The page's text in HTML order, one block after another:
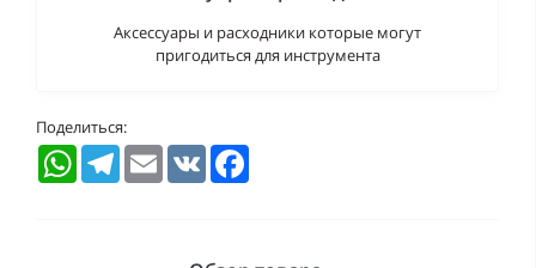
Аксессуары и расходники которые могут
пригодиться для инструмента
Поделиться:
WhatsAppTelegramEmail VK